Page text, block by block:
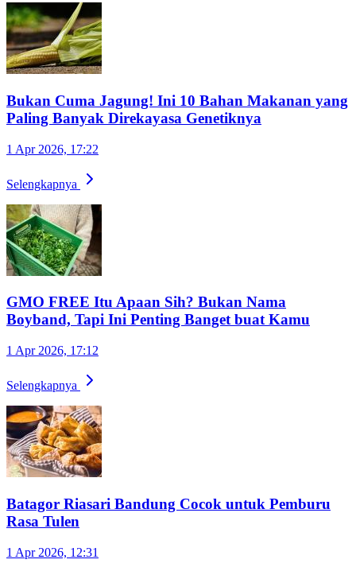
Bukan Cuma Jagung! Ini 10 Bahan Makanan yang
Paling Banyak Direkayasa Genetiknya
1 Apr 2026, 17:22
Selengkapnya
GMO FREE Itu Apaan Sih? Bukan Nama
Boyband, Tapi Ini Penting Banget buat Kamu
1 Apr 2026, 17:12
Selengkapnya
Batagor Riasari Bandung Cocok untuk Pemburu
Rasa Tulen
1 Apr 2026, 12:31